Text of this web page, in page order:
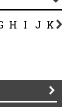
H I J K L